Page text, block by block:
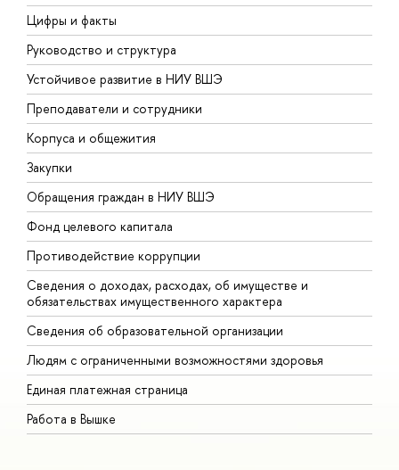
Цифры и факты
Руководство и структура
Устойчивое развитие в НИУ ВШЭ
Преподаватели и сотрудники
Корпуса и общежития
Закупки
Обращения граждан в НИУ ВШЭ
Фонд целевого капитала
Противодействие коррупции
Сведения о доходах, расходах, об имуществе и
обязательствах имущественного характера
Сведения об образовательной организации
Людям с ограниченными возможностями здоровья
Единая платежная страница
Работа в Вышке